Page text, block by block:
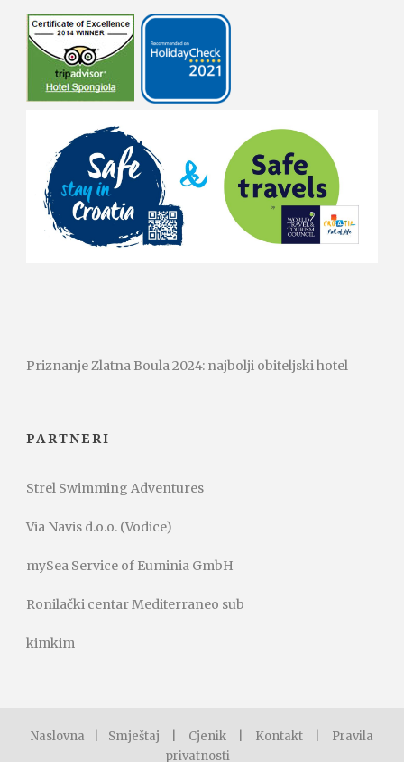
Priznanje Zlatna Boula 2024: najbolji obiteljski hotel
PARTNERI
Strel Swimming Adventures
Via Navis d.o.o. (Vodice)
mySea Service of Euminia GmbH
Ronilački centar Mediterraneo sub
kimkim
Naslovna Smještaj Cjenik Kontakt
Pravila
privatnosti